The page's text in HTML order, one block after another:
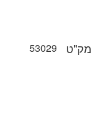
מק"ט 53029